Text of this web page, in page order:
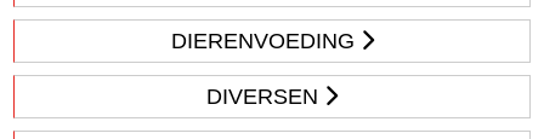
DIERENVOEDING
DIVERSEN